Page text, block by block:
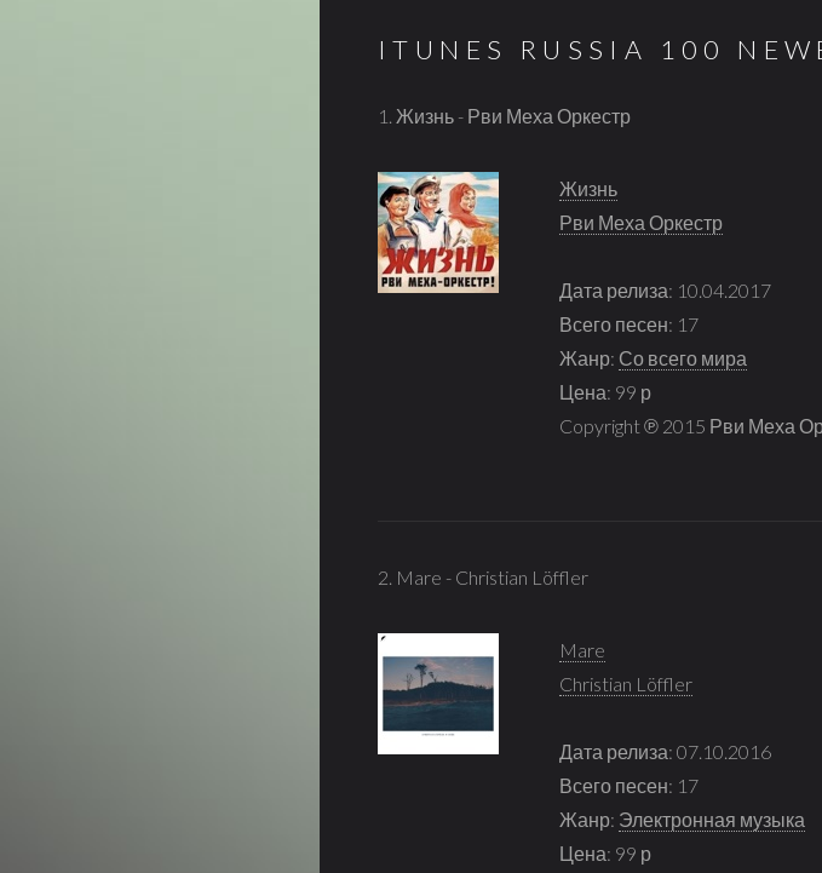
ITUNES RUSSIA 100
1. Жизнь - Рви Меха Оркестр
Жизнь
Рви Меха Оркестр
Дата релиза: 10.04.2017
Всего песен: 17
Жанр: Со всего мира
Цена: 99 р
Copyright ℗ 2015 Рви Меха
2. Mare - Christian Löffler
Mare
Christian Löffler
Дата релиза: 07.10.2016
Всего песен: 17
Жанр: Электронная музыка
Цена: 99 р